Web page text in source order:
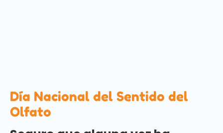
Día Nacional del Sentido del
Olfato